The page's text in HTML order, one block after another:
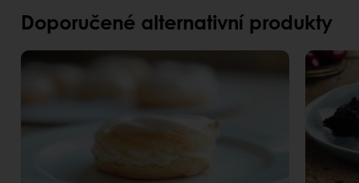
Doporučené alternativní produkty